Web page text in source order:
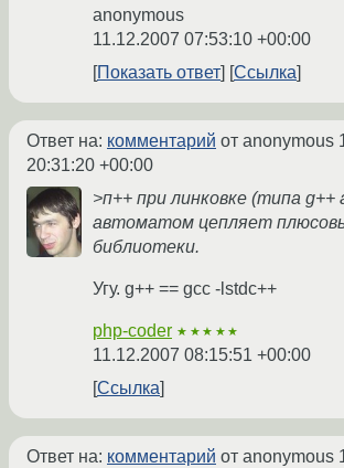
anonymous
11.12.2007 07:53:10 +00:00
Показать ответ
Ссылка
Ответ на: комментарий от anonymous
20:31:20 +00:00
>п++ при линковке (типа g++
автоматом цепляет
библиотеки.
Угу. g++ == gcc -lstdc++
php-coder ★★★★★
11.12.2007 08:15:51 +00:00
Ссылка
Ответ на: комментарий от anonymous